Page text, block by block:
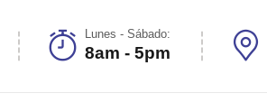
Lunes - Sábado:
8am - 5pm